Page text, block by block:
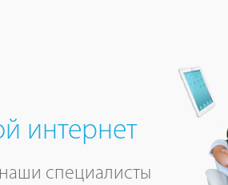
интернет
специалисты